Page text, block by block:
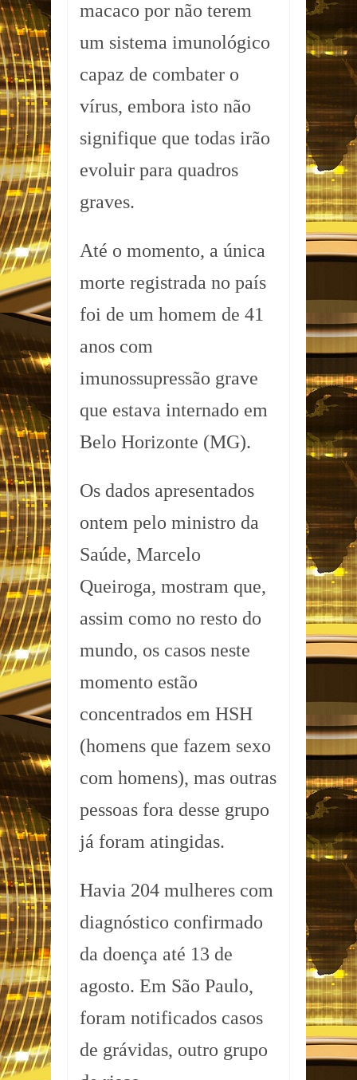
macaco por não terem
um sistema imunológico
capaz de combater o
vírus, embora isto não
signifique que todas irão
evoluir para quadros
graves.
Até o momento, a única
morte registrada no país
foi de um homem de 41
anos com
imunossupressão grave
que estava internado em
Belo Horizonte (MG).
Os dados apresentados
ontem pelo ministro da
Saúde, Marcelo
Queiroga, mostram que,
assim como no resto do
mundo, os casos neste
momento estão
concentrados em HSH
(homens que fazem sexo
com homens), mas outras
pessoas fora desse grupo
já foram atingidas.
Havia 204 mulheres com
diagnóstico confirmado
da doença até 13 de
agosto. Em São Paulo,
foram notificados casos
de grávidas, outro grupo